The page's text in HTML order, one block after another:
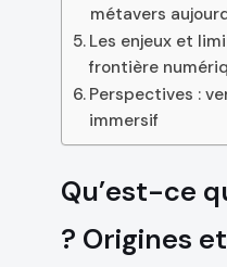
métavers
Les enjeux et
frontière
Perspectives :
immersif
Qu’est-ce
? Origines et